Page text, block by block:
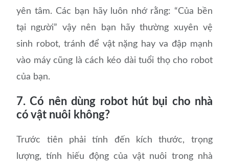
yên tâm. Các bạn hãy luôn nhớ rằng: “Của bền
tại người” vậy nên bạn hãy thường xuyên vệ
sinh robot, tránh để vật nặng hay va đập mạnh
vào máy cũng là cách kéo dài tuổi thọ cho robot
của bạn.
7. Có nên dùng robot hút bụi cho nhà
có vật nuôi không?
Trước tiên phải tính đến kích thước, trọng
lượng, tính hiếu động của vật nuôi trong nhà